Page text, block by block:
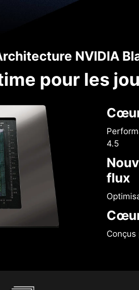
NVIDIA
pour les
4.5
flux